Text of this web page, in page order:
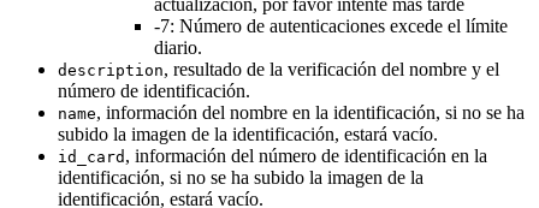
actualización, por favor intente más tarde
-7: Número de autenticaciones excede el límite
diario.
description, resultado de la verificación del nombre y el
número de identificación.
name, información del nombre en la identificación, si no se ha
subido la imagen de la identificación, estará vacío.
id_card , información del número de identificación en la
identificación, si no se ha subido la imagen de la
identificación, estará vacío.